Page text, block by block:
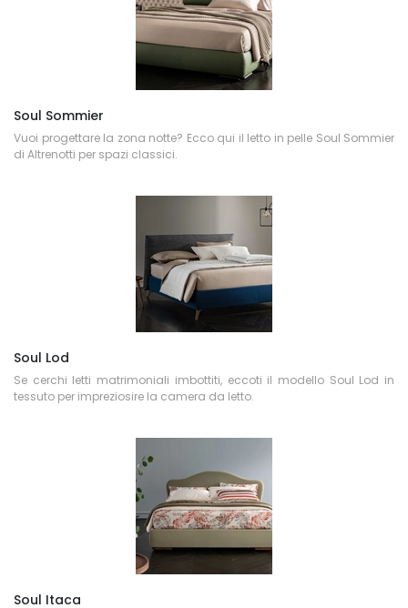
Soul Sommier
Vuoi progettare la zona notte? Ecco qui il letto in pelle Soul Sommier
di Altrenotti per spazi classici.
Soul Lod
Se cerchi letti matrimoniali imbottiti, eccoti il modello Soul Lod in
tessuto per impreziosire la camera da letto.
Soul Itaca